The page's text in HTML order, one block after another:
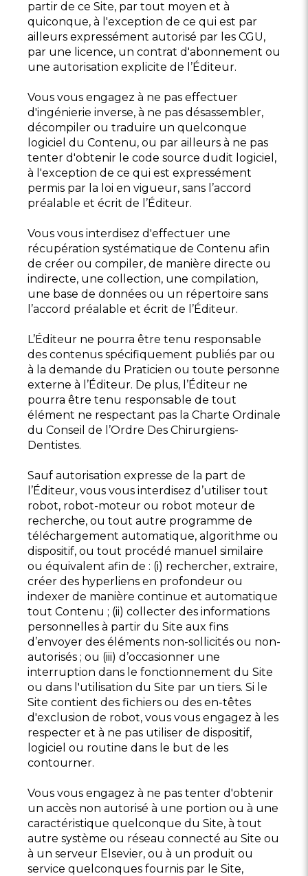
partir de ce Site, par tout moyen et à
quiconque, à l'exception de ce qui est par
ailleurs expressément autorisé par les CGU,
par une licence, un contrat d'abonnement ou
une autorisation explicite de l’Éditeur.
Vous vous engagez à ne pas effectuer
d'ingénierie inverse, à ne pas désassembler,
décompiler ou traduire un quelconque
logiciel du Contenu, ou par ailleurs à ne pas
tenter d'obtenir le code source dudit logiciel,
à l'exception de ce qui est expressément
permis par la loi en vigueur, sans l’accord
préalable et écrit de l’Éditeur.
Vous vous interdisez d'effectuer une
récupération systématique de Contenu afin
de créer ou compiler, de manière directe ou
indirecte, une collection, une compilation,
une base de données ou un répertoire sans
l’accord préalable et écrit de l’Éditeur.
L’Éditeur ne pourra être tenu responsable
des contenus spécifiquement publiés par ou
à la demande du Praticien ou toute personne
externe à l’Éditeur. De plus, l’Éditeur ne
pourra être tenu responsable de tout
élément ne respectant pas la Charte Ordinale
du Conseil de l’Ordre Des Chirurgiens-
Dentistes.
Sauf autorisation expresse de la part de
l’Éditeur, vous vous interdisez d’utiliser tout
robot, robot-moteur ou robot moteur de
recherche, ou tout autre programme de
téléchargement automatique, algorithme ou
dispositif, ou tout procédé manuel similaire
ou équivalent afin de : (i) rechercher, extraire,
créer des hyperliens en profondeur ou
indexer de manière continue et automatique
tout Contenu ; (ii) collecter des informations
personnelles à partir du Site aux fins
d’envoyer des éléments non-sollicités ou non-
autorisés ; ou (iii) d’occasionner une
interruption dans le fonctionnement du Site
ou dans l'utilisation du Site par un tiers. Si le
Site contient des fichiers ou des en-têtes
d'exclusion de robot, vous vous engagez à les
respecter et à ne pas utiliser de dispositif,
logiciel ou routine dans le but de les
contourner.
Vous vous engagez à ne pas tenter d'obtenir
un accès non autorisé à une portion ou à une
caractéristique quelconque du Site, à tout
autre système ou réseau connecté au Site ou
à un serveur Elsevier, ou à un produit ou
service quelconques fournis par le Site,